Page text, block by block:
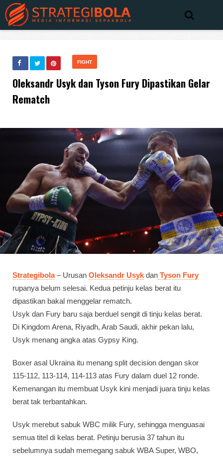
FIGHT
Oleksandr Usyk dan Tyson Fury Dipastikan Gelar
Rematch
Strategibola– Urusan Oleksandr Usyk dan Tyson Fury
rupanya belum selesai. Kedua petinju kelas berat itu
dipastikan bakal menggelar rematch.
Usyk dan Fury baru saja berduel sengit di tinju kelas berat.
Di Kingdom Arena, Riyadh, Arab Saudi, akhir pekan lalu,
Usyk menang angka atas Gypsy King.
Boxer asal Ukraina itu menang split decision dengan skor
115-112, 113-114, 114-113 atas Fury dalam duel 12 ronde.
Kemenangan itu membuat Usyk kini menjadi juara tinju kelas
berat tak terbantahkan.
Usyk merebut sabuk WBC milik Fury, sehingga menguasai
semua titel di kelas berat. Petinju berusia 37 tahun itu
sebelumnya sudah memegang sabuk WBA Super, WBO,